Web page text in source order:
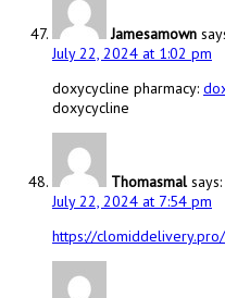
Jamesamown
July 22, 2024 at 1:02 pm
doxycycline pharmacy:
doxycycline
Thomasmal says:
July 22, 2024 at 7:54 pm
https://